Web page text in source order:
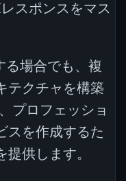
スポンスをマス
る場合でも、複
テクチャを構築
プロフェッショ
スを作成するた
供します。